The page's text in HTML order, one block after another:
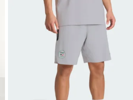
Dodaj do listy życzeń